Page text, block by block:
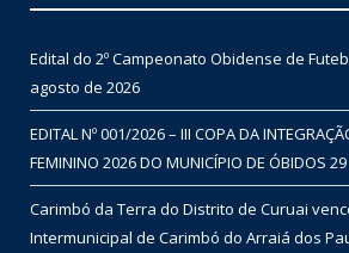
Edital do 2º Campeonato Obidense de
agosto de 2026
EDITAL Nº 001/2026 – III COPA DA
FEMININO 2026 DO MUNICÍPIO DE ÓBIDOS
Carimbó da Terra do Distrito de Curuai
Intermunicipal de Carimbó do Arraiá dos